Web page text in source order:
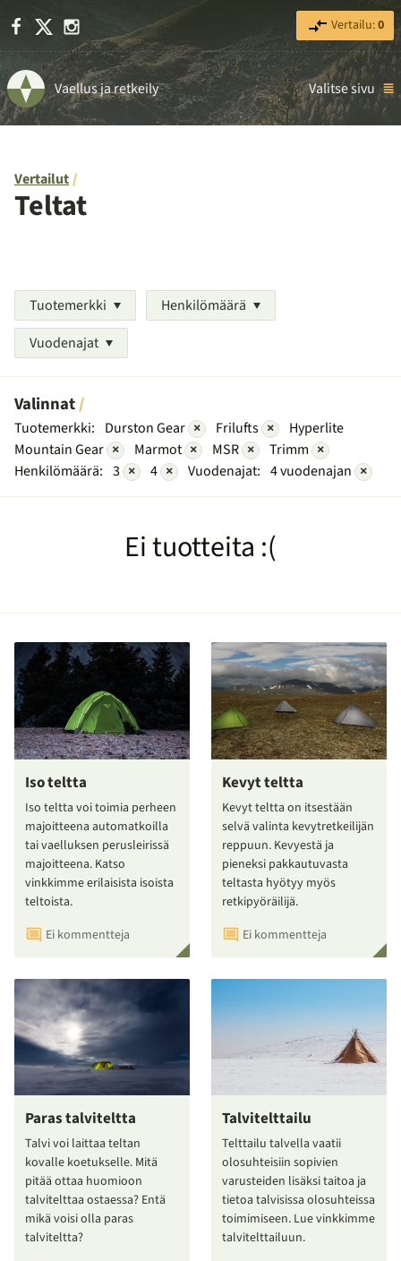
Facebook Instagram Vertailu:0
Vaellus ja retkeily Valitse sivu
Vertailut
Teltat
Tuotemerkki
Henkilömäärä
Vuodenajat
Valinnat
Tuotemerkki: Durston Gear × Frilufts ×
Hyperlite
Mountain Gear × Marmot × MSR × Trimm ×
Henkilömäärä: 3 × 4 × Vuodenajat: 4 vuodenajan ×
Ei tuotteita :(
Iso teltta
Iso teltta voi toimia perheen
majoitteena automatkoilla
tai vaelluksen perusleirissä
majoitteena. Katso
vinkkimme erilaisista isoista
teltoista.
Ei kommentteja
Kevyt teltta
Kevyt teltta on itsestään
selvä valinta kevytretkeilijän
reppuun. Kevyestä ja
pieneksi pakkautuvasta
teltasta hyötyy myös
retkipyöräilijä.
Ei kommentteja
Paras talviteltta
Talvi voi laittaa teltan
kovalle koetukselle. Mitä
pitää ottaa huomioon
talvitelttaa ostaessa? Entä
mikä voisi olla paras
talviteltta?
Talvitelttailu
Telttailu talvella vaatii
olosuhteisiin sopivien
varusteiden lisäksi taitoa ja
tietoa talvisissa olosuhteissa
toimimiseen. Lue vinkkimme
talvitelttailuun.